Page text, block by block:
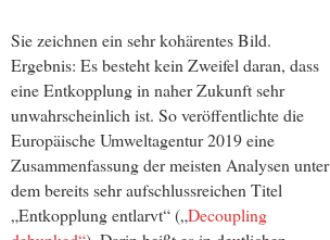
Sie zeichnen ein sehr kohärentes Bild.
Ergebnis: Es besteht kein Zweifel daran, dass
eine Entkopplung in naher Zukunft sehr
unwahrscheinlich ist. So veröffentlichte die
Europäische Umweltagentur 2019 eine
Zusammenfassung der meisten Analysen unter
dem bereits sehr aufschlussreichen Titel
„Entkopplung entlarvt“ („Decoupling